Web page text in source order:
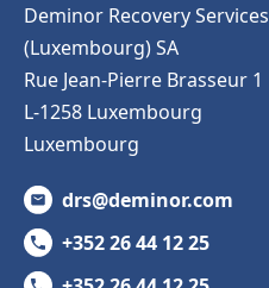
Deminor Recovery Services
(Luxembourg) SA
Rue Jean-Pierre Brasseur 1
L-1258 Luxembourg
Luxembourg
drs@deminor.com
+352 26 44 12 25